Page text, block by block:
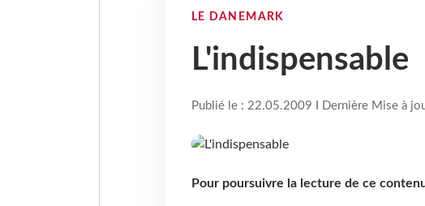
LE DANEMARK
L'indispensable
Publié le : 22.05.2009 I Dernière Mise à
Pour poursuivre la lecture de ce